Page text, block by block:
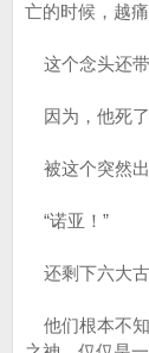
亡的时候，越
这个念头还带
因为，他死了
被这个突然出
“诺亚！”
还剩下六大古
他们根本不知